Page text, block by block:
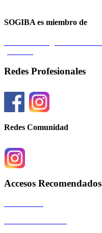
SOGIBA es miembro de
Redes Profesionales
Redes Comunidad
Accesos Recomendados